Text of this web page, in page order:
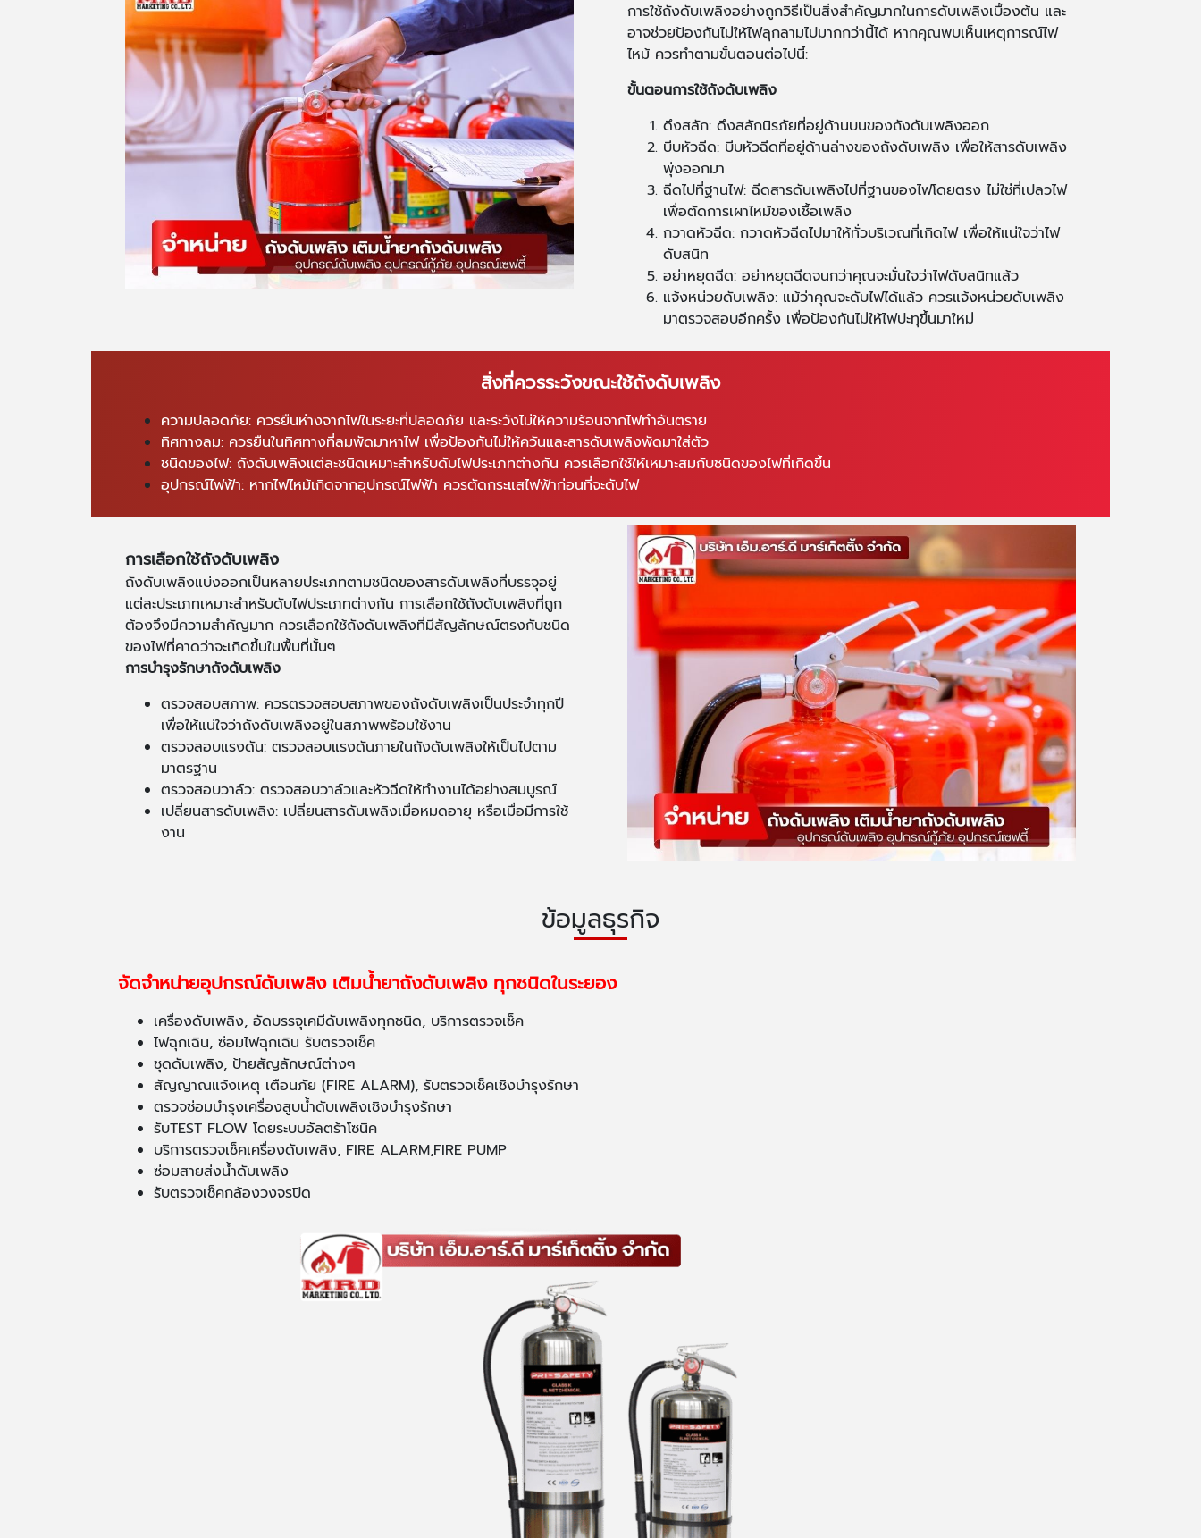
การใช้ถังดับเพลิงอย่างถูกวิธีเป็นสิ่งสำคัญมากในการดับเพลิงเบื้องต้น และ
อาจช่วยป้องกันไม่ให้ไฟลุกลามไปมากกว่านี้ได้ หากคุณพบเห็นเหตุการณ์ไฟ
ไหม้ ควรทำตามขั้นตอนต่อไปนี้:
ขั้นตอนการใช้ถังดับเพลิง
ดึงสลัก: ดึงสลักนิรภัยที่อยู่ด้านบนของถังดับเพลิงออก
บีบหัวฉีด: บีบหัวฉีดที่อยู่ด้านล่างของถังดับเพลิง เพื่อให้สารดับเพลิง
พุ่งออกมา
ฉีดไปที่ฐานไฟ: ฉีดสารดับเพลิงไปที่ฐานของไฟโดยตรง ไม่ใช่ที่เปลวไฟ
เพื่อตัดการเผาไหม้ของเชื้อเพลิง
กวาดหัวฉีด: กวาดหัวฉีดไปมาให้ทั่วบริเวณที่เกิดไฟ เพื่อให้แน่ใจว่าไฟ
ดับสนิท
อย่าหยุดฉีด: อย่าหยุดฉีดจนกว่าคุณจะมั่นใจว่าไฟดับสนิทแล้ว
แจ้งหน่วยดับเพลิง: แม้ว่าคุณจะดับไฟได้แล้ว ควรแจ้งหน่วยดับเพลิง
มาตรวจสอบอีกครั้ง เพื่อป้องกันไม่ให้ไฟปะทุขึ้นมาใหม่
สิ่งที่ควรระวังขณะใช้ถังดับเพลิง
ความปลอดภัย: ควรยืนห่างจากไฟในระยะที่ปลอดภัย และระวังไม่ให้ความร้อนจากไฟทำอันตราย
ทิศทางลม: ควรยืนในทิศทางที่ลมพัดมาหาไฟ เพื่อป้องกันไม่ให้ควันและสารดับเพลิงพัดมาใส่ตัว
ชนิดของไฟ: ถังดับเพลิงแต่ละชนิดเหมาะสำหรับดับไฟประเภทต่างกัน ควรเลือกใช้ให้เหมาะสมกับชนิดของไฟที่เกิดขึ้น
อุปกรณ์ไฟฟ้า: หากไฟไหม้เกิดจากอุปกรณ์ไฟฟ้า ควรตัดกระแสไฟฟ้าก่อนที่จะดับไฟ
การเลือกใช้ถังดับเพลิง
ถังดับเพลิงแบ่งออกเป็นหลายประเภทตามชนิดของสารดับเพลิงที่บรรจุอยู่
แต่ละประเภทเหมาะสำหรับดับไฟประเภทต่างกัน การเลือกใช้ถังดับเพลิงที่ถูก
ต้องจึงมีความสำคัญมาก ควรเลือกใช้ถังดับเพลิงที่มีสัญลักษณ์ตรงกับชนิด
ของไฟที่คาดว่าจะเกิดขึ้นในพื้นที่นั้นๆ
การบำรุงรักษาถังดับเพลิง
ตรวจสอบสภาพ: ควรตรวจสอบสภาพของถังดับเพลิงเป็นประจำทุกปี
เพื่อให้แน่ใจว่าถังดับเพลิงอยู่ในสภาพพร้อมใช้งาน
ตรวจสอบแรงดัน: ตรวจสอบแรงดันภายในถังดับเพลิงให้เป็นไปตาม
มาตรฐาน
ตรวจสอบวาล์ว: ตรวจสอบวาล์วและหัวฉีดให้ทำงานได้อย่างสมบูรณ์
เปลี่ยนสารดับเพลิง: เปลี่ยนสารดับเพลิงเมื่อหมดอายุ หรือเมื่อมีการใช้
งาน
ข้อมูลธุรกิจ
จัดจำหน่ายอุปกรณ์ดับเพลิง เติมน้ำยาถังดับเพลิง ทุกชนิดในระยอง
เครื่องดับเพลิง, อัดบรรจุเคมีดับเพลิงทุกชนิด, บริการตรวจเช็ค
ไฟฉุกเฉิน, ซ่อมไฟฉุกเฉิน รับตรวจเช็ค
ชุดดับเพลิง, ป้ายสัญลักษณ์ต่างๆ
สัญญาณแจ้งเหตุ เตือนภัย (FIRE ALARM), รับตรวจเช็คเชิงบำรุงรักษา
ตรวจซ่อมบำรุงเครื่องสูบน้ำดับเพลิงเชิงบำรุงรักษา
รับTEST FLOW โดยระบบอัลตร้าโซนิค
บริการตรวจเช็คเครื่องดับเพลิง, FIRE ALARM,FIRE PUMP
ซ่อมสายส่งน้ำดับเพลิง
รับตรวจเช็คกล้องวงจรปิด